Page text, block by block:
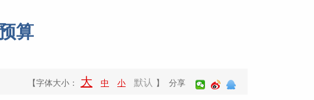
算
【字体大小： 大 中 小 默认 】 分享